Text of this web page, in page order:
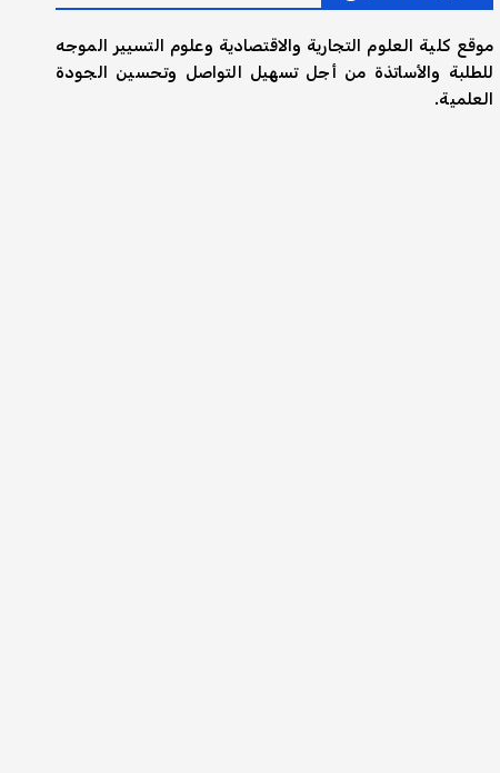
موقع كلية العلوم التجارية والاقتصادية وعلوم التسيير الموجه
للطلبة والأساتذة من أجل تسهيل التواصل وتحسين الجودة
العلمية.